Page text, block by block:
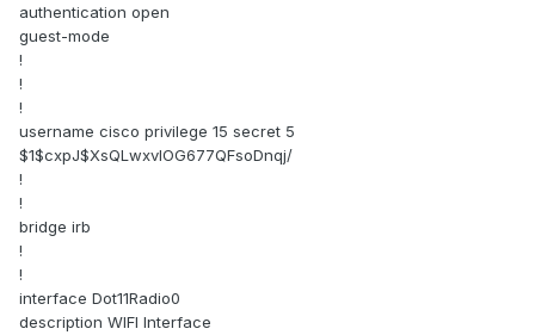
authentication open
guest-mode
!
!
!
username cisco privilege 15 secret 5
$1$cxpJ$XsQLwxvlOG677QFsoDnqj/
!
!
bridge irb
!
!
interface Dot11Radio0
description WIFI Interface